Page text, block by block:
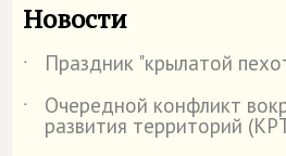
Новости
˙
Праздник "крылатой
˙
Очередной конфликт
развития территорий